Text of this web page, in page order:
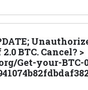
BTC. Cancel? >
Get-your-BTC-